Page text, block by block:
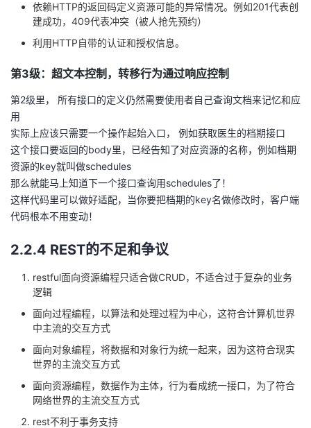
依赖HTTP的返回码定义资源可能的异常情况。例如201代表创
建成功，409代表冲突（被人抢先预约）
利用HTTP自带的认证和授权信息。
第3级：超文本控制，转移行为通过响应控制
第2级里， 所有接口的定义仍然需要使用者自己查询文档来记忆和应
用
实际上应该只需要一个操作起始入口， 例如获取医生的档期接口
这个接口要返回的body里，已经告知了对应资源的名称，例如档期
资源的key就叫做schedules
那么就能马上知道下一个接口查询用schedules了！
这样代码里可以做好适配，当你要把档期的key名做修改时，客户端
代码根本不用变动！
2.2.4 REST的不足和争议
restful面向资源编程只适合做CRUD，不适合过于复杂的业务
逻辑
面向过程编程，以算法和处理过程为中心，这符合计算机世界
中主流的交互方式
面向对象编程，将数据和对象行为统一起来，因为这符合现实
世界的主流交互方式
面向资源编程，数据作为主体，行为看成统一接口，为了符合
网络世界的主流交互方式
rest不利于事务支持